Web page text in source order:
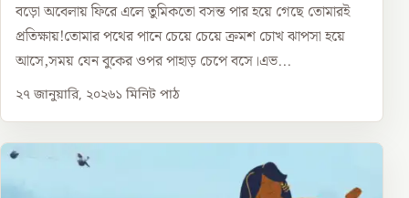
বড়ো অবেলায় ফিরে এলে তুমিকতো বসন্ত পার হয়ে গেছে তোমারই
প্রতিক্ষায়!তোমার পথের পানে চেয়ে চেয়ে ক্রমশ চোখ ঝাপসা হয়ে
আসে,সময় যেন বুকের ওপর পাহাড় চেপে বসে।এভ...
২৭ জানুয়ারি, ২০২৬১ মিনিট পাঠ